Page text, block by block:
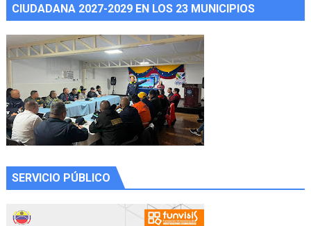
CIUDADANA 2027-2029 EN LOS 23 MUNICIPIOS
SERVICIO PÚBLICO